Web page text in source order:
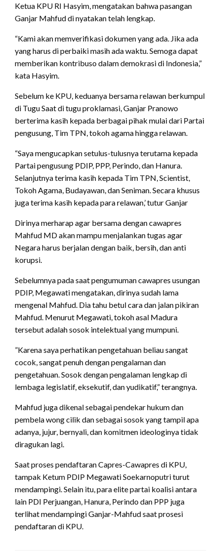
Ketua KPU RI Hasyim, mengatakan bahwa pasangan
Ganjar Mahfud di nyatakan telah lengkap.
“Kami akan memverifikasi dokumen yang ada. Jika ada
yang harus di perbaiki masih ada waktu. Semoga dapat
memberikan kontribuso dalam demokrasi di Indonesia,”
kata Hasyim.
Sebelum ke KPU, keduanya bersama relawan berkumpul
di Tugu Saat di tugu proklamasi, Ganjar Pranowo
berterima kasih kepada berbagai pihak mulai dari Partai
pengusung, Tim TPN, tokoh agama hingga relawan.
“Saya mengucapkan setulus-tulusnya terutama kepada
Partai pengusung PDIP, PPP, Perindo, dan Hanura.
Selanjutnya terima kasih kepada Tim TPN, Scientist,
Tokoh Agama, Budayawan, dan Seniman. Secara khusus
juga terima kasih kepada para relawan,’ tutur Ganjar
Dirinya merharap agar bersama dengan cawapres
Mahfud MD akan mampu menjalankan tugas agar
Negara harus berjalan dengan baik, bersih, dan anti
korupsi.
Sebelumnya pada saat pengumuman cawapres usungan
PDIP, Megawati mengatakan, dirinya sudah lama
mengenal Mahfud. Dia tahu betul cara dan jalan pikiran
Mahfud. Menurut Megawati, tokoh asal Madura
tersebut adalah sosok intelektual yang mumpuni.
”Karena saya perhatikan pengetahuan beliau sangat
cocok, sangat penuh dengan pengalaman dan
pengetahuan. Sosok dengan pengalaman lengkap di
lembaga legislatif, eksekutif, dan yudikatif,” terangnya.
Mahfud juga dikenal sebagai pendekar hukum dan
pembela wong cilik dan sebagai sosok yang tampil apa
adanya, jujur, bernyali, dan komitmen ideologinya tidak
diragukan lagi.
Saat proses pendaftaran Capres-Cawapres di KPU,
tampak Ketum PDIP Megawati Soekarnoputri turut
mendampingi. Selain itu, para elite partai koalisi antara
lain PDI Perjuangan, Hanura, Perindo dan PPP juga
terlihat mendampingi Ganjar-Mahfud saat prosesi
pendaftaran di KPU.